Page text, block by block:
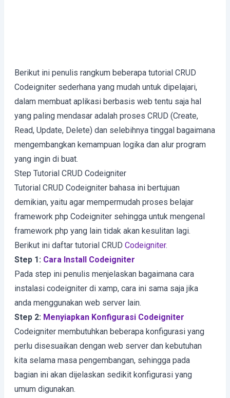
Berikut ini penulis rangkum beberapa tutorial CRUD
Codeigniter sederhana yang mudah untuk dipelajari,
dalam membuat aplikasi berbasis web tentu saja hal
yang paling mendasar adalah proses CRUD (Create,
Read, Update, Delete) dan selebihnya tinggal bagaimana
mengembangkan kemampuan logika dan alur program
yang ingin di buat.
Step Tutorial CRUD Codeigniter
Tutorial CRUD Codeigniter bahasa ini bertujuan
demikian, yaitu agar mempermudah proses belajar
framework php Codeigniter sehingga untuk mengenal
framework php yang lain tidak akan kesulitan lagi.
Berikut ini daftar tutorial CRUD Codeigniter.
Step 1: Cara Install Codeigniter
Pada step ini penulis menjelaskan bagaimana cara
instalasi codeigniter di xamp, cara ini sama saja jika
anda menggunakan web server lain.
Step 2: Menyiapkan Konfigurasi Codeigniter
Codeigniter membutuhkan beberapa konfigurasi yang
perlu disesuaikan dengan web server dan kebutuhan
kita selama masa pengembangan, sehingga pada
bagian ini akan dijelaskan sedikit konfigurasi yang
umum digunakan.